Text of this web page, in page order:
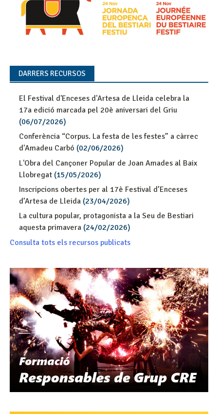
DARRERS RECURSOS
El Festival d'Enceses d'Artesa de Lleida celebra la
17a edició marcada pel 20è aniversari del Griu
(06/07/2026)
Conferència “Corpus. La festa de les festes” a càrrec
d'Amadeu Carbó (02/06/2026)
L'Obra del Cançoner Popular de Joan Amades al Baix
Llobregat (15/05/2026)
Inscripcions obertes per al 17è Festival d’Enceses
d’Artesa de Lleida (23/04/2026)
La cultura popular, protagonista a la Seu de Bestiari
aquesta primavera (24/02/2026)
Consulta tots els recursos publicats